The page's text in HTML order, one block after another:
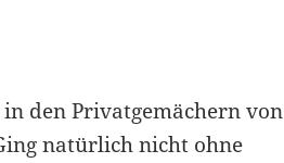
den Privatgemächern von
natürlich nicht ohne